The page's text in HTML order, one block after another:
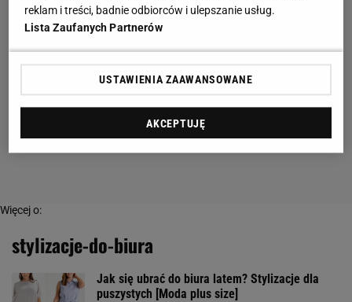
Więcej o:
stylizacje-do-biura
Jak się ubrać do biura latem? Stylizacje dla
puszystych [Moda plus size]
reklam i treści, badnie odbiorców i ulepszanie usług.
Lista Zaufanych Partnerów
USTAWIENIA ZAAWANSOWANE
AKCEPTUJĘ